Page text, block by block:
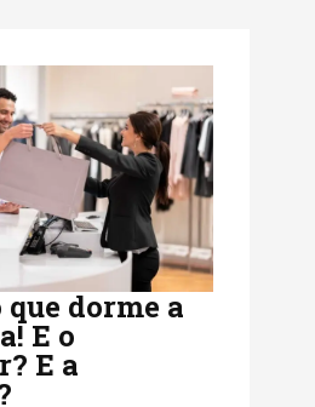
que dorme a
E o
E a